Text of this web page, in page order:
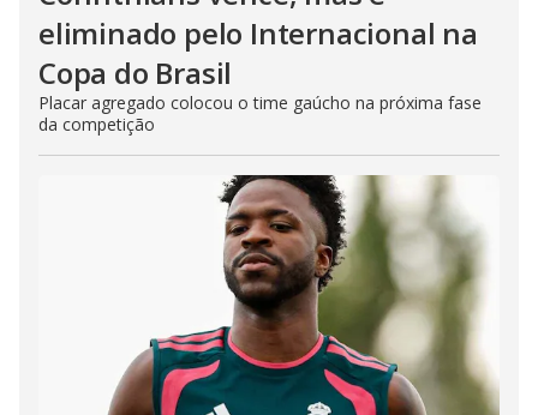
eliminado pelo Internacional na
Copa do Brasil
Placar agregado colocou o time gaúcho na próxima fase
da competição